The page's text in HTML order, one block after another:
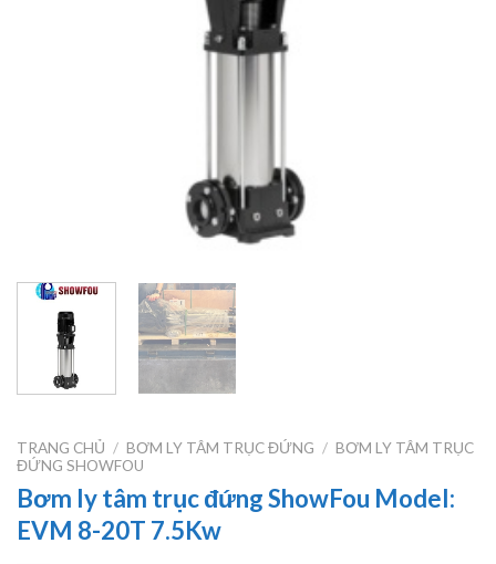
TRANG CHỦ / BƠM LY TÂM TRỤC ĐỨNG / BƠM LY TÂM TRỤC
ĐỨNG SHOWFOU
Bơm ly tâm trục đứng ShowFou Model:
EVM 8-20T 7.5Kw